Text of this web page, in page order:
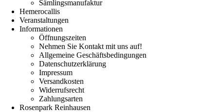
Sämlingsmanufaktur
Hemerocallis
Veranstaltungen
Informationen
Öffnungszeiten
Nehmen Sie Kontakt mit uns auf!
Allgemeine Geschäftsbedingungen
Datenschutzerklärung
Impressum
Versandkosten
Widerrufsrecht
Zahlungsarten
Rosenpark Reinhausen